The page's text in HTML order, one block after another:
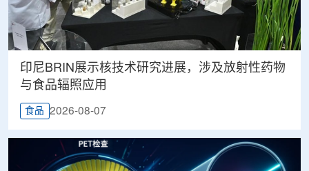
印尼BRIN展示核技术研究进展，涉及放射性药物
与食品辐照应用
食品 2026-08-07